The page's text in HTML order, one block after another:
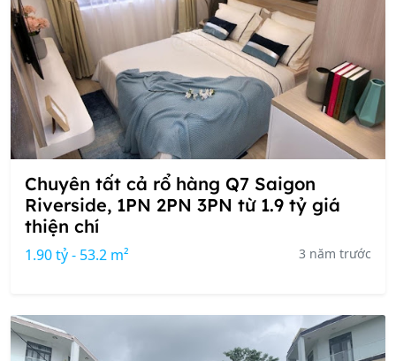
Chuyên tất cả rổ hàng Q7 Saigon
Riverside, 1PN 2PN 3PN từ 1.9 tỷ giá
thiện chí
1.90 tỷ - 53.2 m² 3 năm trước